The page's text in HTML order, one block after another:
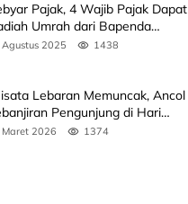
Pajak, 4 Wajib Pajak Dapat
Umrah dari Bapenda
2025 1438
Lebaran Memuncak, Ancol
Pengunjung di Hari
2026 1374